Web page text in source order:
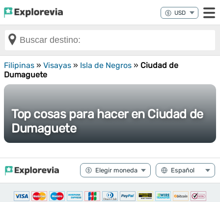
Filipinas » Visayas » Isla de Negros » Ciudad de
Dumaguete
Top cosas para hacer en Ciudad de
Dumaguete